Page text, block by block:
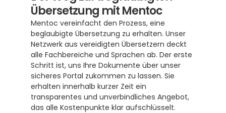
Übersetzung mit Mentoc
Mentoc vereinfacht den Prozess, eine
beglaubigte Übersetzung zu erhalten. Unser
Netzwerk aus vereidigten Übersetzern deckt
alle Fachbereiche und Sprachen ab. Der erste
Schritt ist, uns Ihre Dokumente über unser
sicheres Portal zukommen zu lassen. Sie
erhalten innerhalb kurzer Zeit ein
transparentes und unverbindliches Angebot,
das alle Kostenpunkte klar aufschlüsselt.